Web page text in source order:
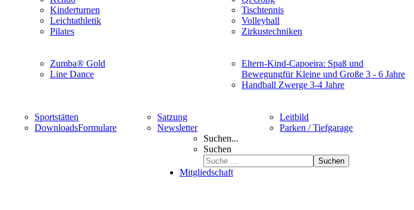
Kinderturnen
Leichtathletik
Pilates
Tischtennis
Volleyball
Zirkustechniken
Zumba® Gold
Line Dance
Eltern-Kind-Capoeira: Spaß und
Bewegungfür Kleine und Große 3 - 6 Jahre
Handball Zwerge 3-4 Jahre
Sportstätten Satzung
Leitbild
DownloadsFormulare Newsletter
Parken / Tiefgarage
Suchen...
Suchen
Suchen
Mitgliedschaft